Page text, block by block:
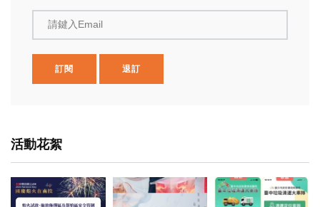
請鍵入Email
訂閱 退訂
活動花絮